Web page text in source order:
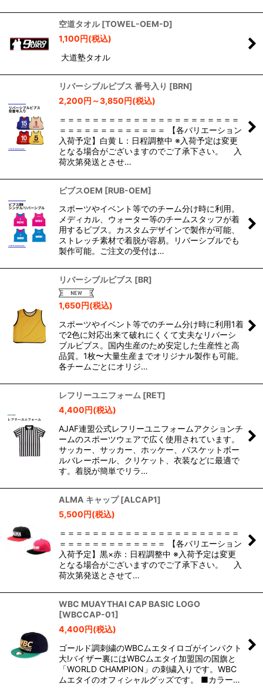
空道タオル [TOWEL-OEM-D]
1,100円(税込)
大道塾タオル
リバーシブルビブス 番号入り [BRN]
2,200円 ～3,850円(税込)
＝＝＝＝＝＝＝＝＝＝＝＝＝＝＝＝＝＝＝＝＝＝
＝＝＝＝＝＝＝＝＝＝＝＝＝ 【各バリエーション
入荷予定】白黄 L：日程調整中 ※入荷予定は変更
となる場合がございますのでご了承下さい。 入
荷次第発送とさせ…
ビブスOEM [RUB-OEM]
スポーツやイベント等でのチーム分け時に利用。
メディカル、ウォーター等のチームスタッフが着
用するビブス。カスタムデザインで製作が可能、
ストレッチ素材で着脱が容易。リバーシブルでも
製作可能。ご注文の受付は…
リバーシブルビブス [BR]
1,650円(税込)
スポーツやイベント等でのチーム分け時に利用1着
で2色に対応出来て破れにくくて丈夫なリバーシ
ブルビブス。国内生産のため安定した生産性と高
品質。1枚〜大量生産までオリジナル製作も可能。
各チームごとにオリジ…
レフリーユニフォーム [RET]
4,400円(税込)
AJAF連盟公式レフリーユニフォームアクションチ
ームのスポーツウェアで広く使用されています。
サッカー、サッカー、ホッケー、バスケットボー
ルバレーボール、クリケット、衣装などに最適で
す。着脱が簡単でリラ…
ALMA キャップ [ALCAP1]
5,500円(税込)
＝＝＝＝＝＝＝＝＝＝＝＝＝＝＝＝＝＝＝＝＝＝
＝＝＝＝＝＝＝＝＝＝＝＝＝ 【各バリエーション
入荷予定】黒×赤：日程調整中 ※入荷予定は変更
となる場合がございますのでご了承下さい。 入
荷次第発送とさせて…
WBC MUAYTHAI CAP BASIC LOGO
[WBCCAP-01]
4,400円(税込)
ゴールド調刺繍のWBCムエタイロゴがインパクト
大!バイザー裏にはWBCムエタイ加盟国の国旗と
「WORLD CHAMPION」の刺繍入りです。WBC
ムエタイのオフィシャルグッズです。 ■カラー…